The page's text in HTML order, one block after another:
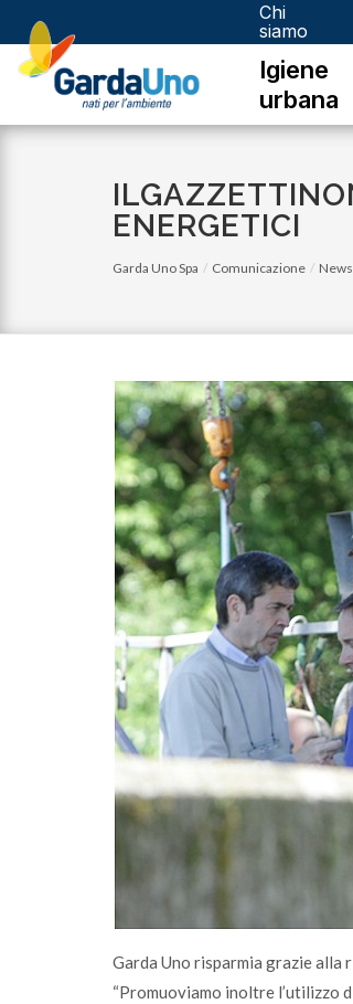
Gardauno
Spa
Chi
siamo
Igiene
urbana
ENERGETICI
Garda Uno Spa Comunicazione News
Garda Uno risparmia grazie alla
“Promuoviamo inoltre l’utilizzo
lunedì 03 luglio 2023
A Salò la quota di
una media del 77%